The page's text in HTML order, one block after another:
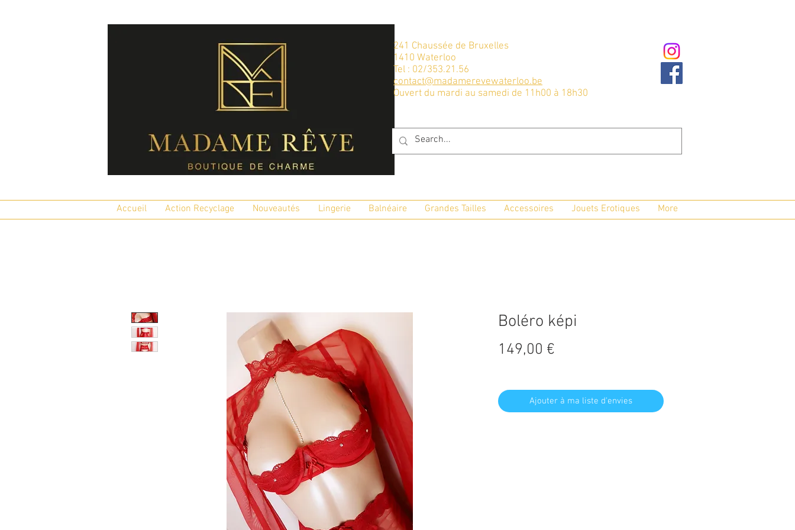
241 Chaussée de Bruxelles
1410 Waterloo
Tel : 02/353.21.56
contact@madamerevewaterloo.be
Ouvert du mardi au samedi de 11h00 à 18h30
Accueil Action Recyclage Nouveautés Lingerie Balnéaire Grandes Tailles Accessoires Jouets Erotiques More
Boléro képi
149,00 €
Ajouter à ma liste d'envies